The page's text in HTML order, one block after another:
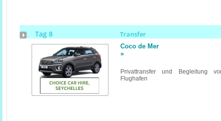
Tag 8 Transfer
Coco de Mer
»
Privattransfer und Begleitung
Flughafen